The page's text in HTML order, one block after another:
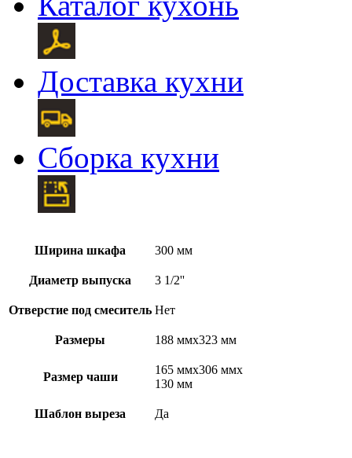
Доставка кухни
Сборка кухни
Ширина шкафа 300 мм
Диаметр выпуска 3 1/2''
Отверстие под смеситель Нет
Размеры 188 ммx323 мм
Размер чаши
165 ммx306 ммx
130 мм
Шаблон выреза Да